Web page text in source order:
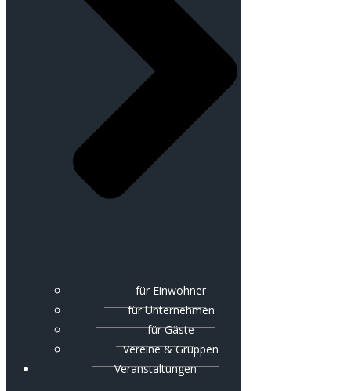
für Einwohner
für Unternehmen
für Gäste
Vereine & Gruppen
Veranstaltungen